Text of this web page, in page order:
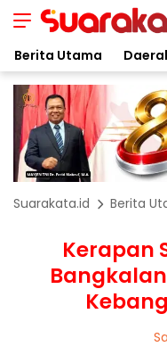
Berita Utama
Suarakata.id Berita
Kerapan